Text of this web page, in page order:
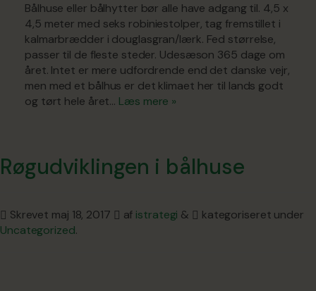
Bålhuse eller bålhytter bør alle have adgang til. 4,5 x
4,5 meter med seks robiniestolper, tag fremstillet i
kalmarbrædder i douglasgran/lærk. Fed størrelse,
passer til de fleste steder. Udesæson 365 dage om
året. Intet er mere udfordrende end det danske vejr,
men med et bålhus er det klimaet her til lands godt
og tørt hele året… Læs mere »
Røgudviklingen i bålhuse
Skrevet maj 18, 2017 af istrategi &
kategoriseret under
Uncategorized.